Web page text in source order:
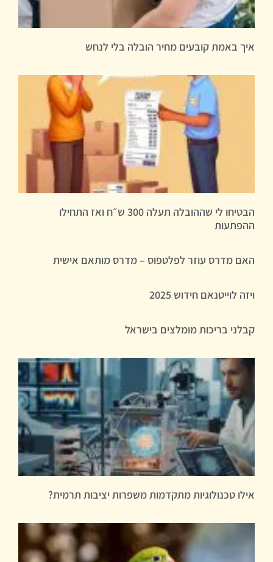
איך באמת קובעים מחיר הובלה בלי לנחש
הבטיחו לי שההובלה תעלה 300 ש״ח ואז התחילו
ההפתעות
האם מדרס עוזר לפלטפוס – מדרס מותאם אישית
ויזה לוייטנאם חידוש 2025
קבלני בריכות מומלצים בישראל
אילו טכנולוגיות מתקדמות משפרות יציבות תרמית?